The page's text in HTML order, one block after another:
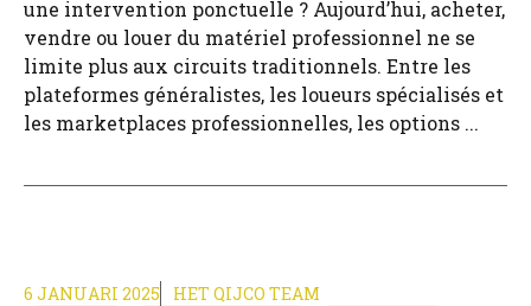
une intervention ponctuelle ? Aujourd’hui, acheter,
vendre ou louer du matériel professionnel ne se
limite plus aux circuits traditionnels. Entre les
plateformes généralistes, les loueurs spécialisés et
les marketplaces professionnelles, les options ...
6 JANUARI 2025 HET QIJCO TEAM